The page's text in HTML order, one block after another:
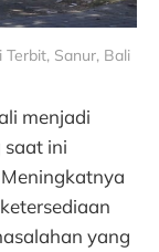
Sanur, Bali
menjadi
saat ini
yang